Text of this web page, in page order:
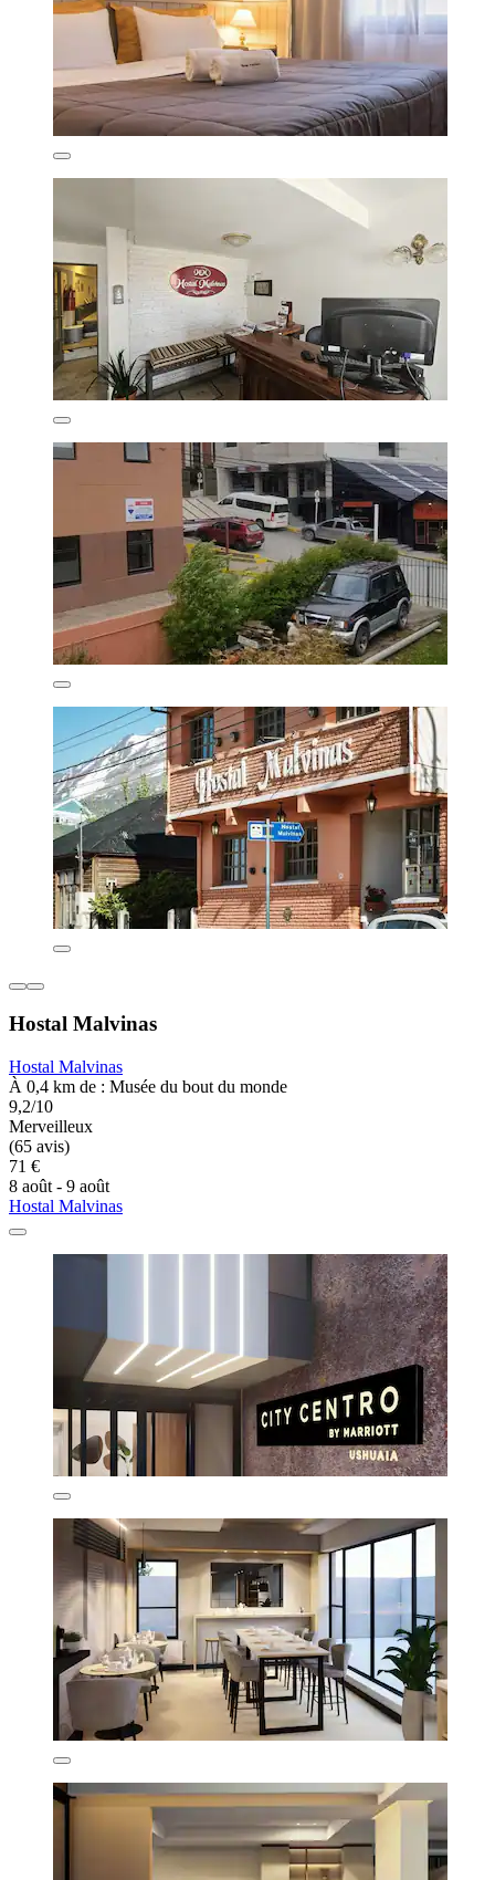
Hostal Malvinas
Hostal Malvinas
À 0,4 km de : Musée du bout du monde
9,2/10
Merveilleux
(65 avis)
71 €
8 août - 9 août
Hostal Malvinas